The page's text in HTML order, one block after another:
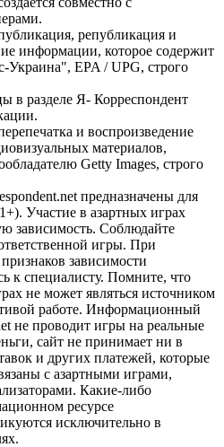
републикация и
информации, которое содержит
Украина", EPA / UPG, строго
в разделе Я- Корреспондент
и воспроизведение
материалов,
Getty Images, строго
предназначены для
Участие в азартных играх
зависимость. Соблюдайте
игры. При
зависимости
к специалисту. Помните, что
не может являться источником
работе. Информационный
не проводит игры на реальные
сайт не принимает ни в
и других платежей, которые
с азартными играми,
Какие-либо
ресурсе
исключительно в